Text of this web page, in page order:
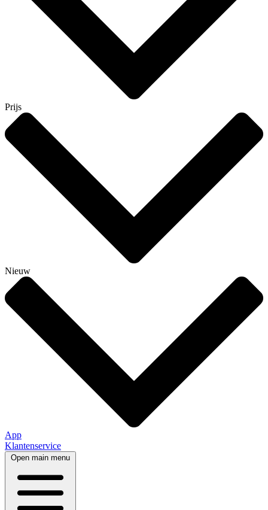
Prijs
Nieuw
App
Klantenservice
Open main menu